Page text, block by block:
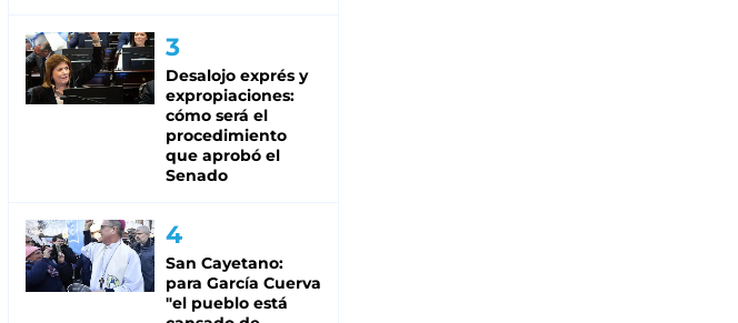
Desalojo exprés y
expropiaciones:
cómo será el
procedimiento
que aprobó el
Senado
San Cayetano:
para García Cuerva
"el pueblo está